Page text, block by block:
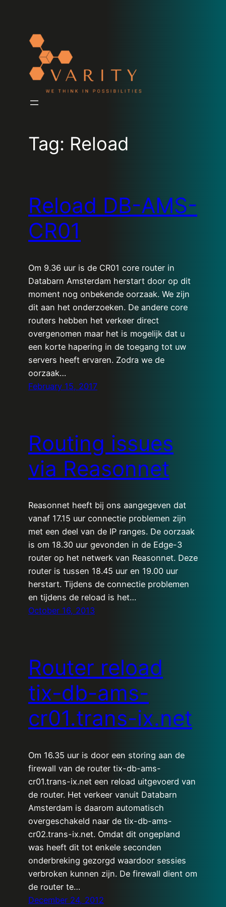
Tag: Reload
Reload DB-AMS-
CR01
Om 9.36 uur is de CR01 core router in
Databarn Amsterdam herstart door op dit
moment nog onbekende oorzaak. We zijn
dit aan het onderzoeken. De andere core
routers hebben het verkeer direct
overgenomen maar het is mogelijk dat u
een korte hapering in de toegang tot uw
servers heeft ervaren. Zodra we de
oorzaak…
February 15, 2017
Routing issues
via Reasonnet
Reasonnet heeft bij ons aangegeven dat
vanaf 17.15 uur connectie problemen zijn
met een deel van de IP ranges. De oorzaak
is om 18.30 uur gevonden in de Edge-3
router op het netwerk van Reasonnet. Deze
router is tussen 18.45 uur en 19.00 uur
herstart. Tijdens de connectie problemen
en tijdens de reload is het…
October 16, 2013
Router reload
tix-db-ams-
cr01.trans-ix.net
Om 16.35 uur is door een storing aan de
firewall van de router tix-db-ams-
cr01.trans-ix.net een reload uitgevoerd van
de router. Het verkeer vanuit Databarn
Amsterdam is daarom automatisch
overgeschakeld naar de tix-db-ams-
cr02.trans-ix.net. Omdat dit ongepland
was heeft dit tot enkele seconden
onderbreking gezorgd waardoor sessies
verbroken kunnen zijn. De firewall dient om
de router te…
December 24, 2012